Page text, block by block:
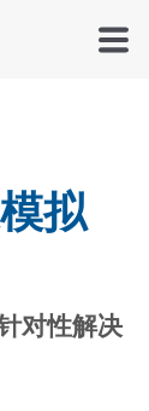
拟
对性解决